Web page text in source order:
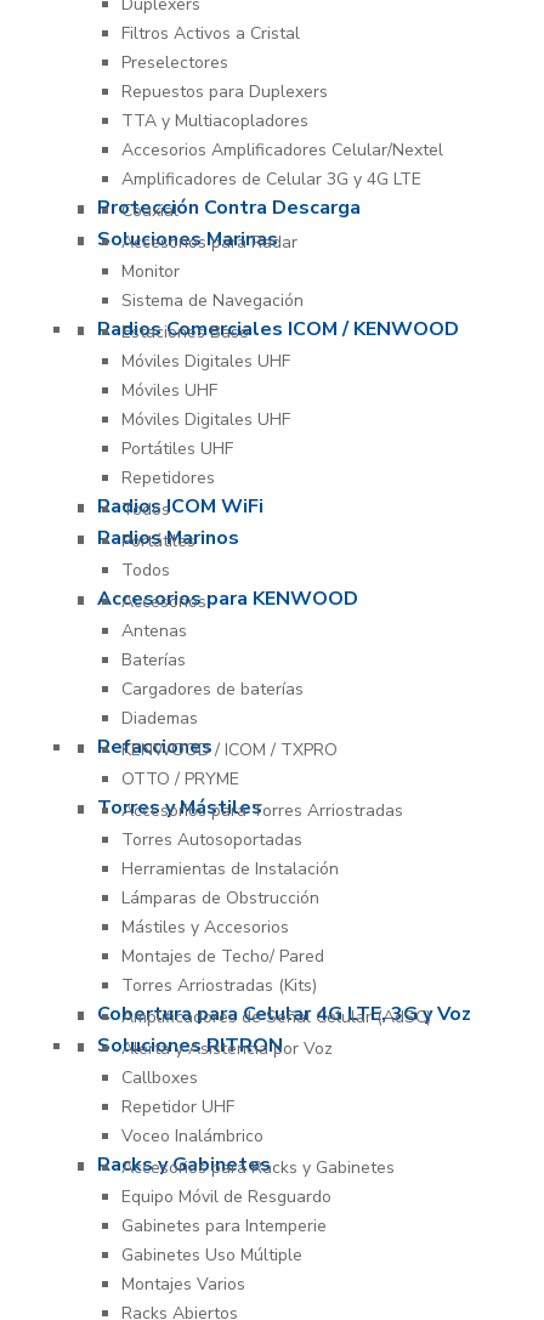
Filtros Activos a Cristal
Preselectores
Repuestos para Duplexers
TTA y Multiacopladores
Accesorios Amplificadores Celular/Nextel
Amplificadores de Celular 3G y 4G LTE
Protección Contra Descarga
Coaxial
Soluciones Marinas
Accesorios para Radar
Monitor
Sistema de Navegación
Radios Comerciales ICOM / KENWOOD
Estaciones Base
Móviles Digitales UHF
Móviles UHF
Móviles Digitales UHF
Portátiles UHF
Repetidores
Radios ICOM WiFi
Todos
Radios Marinos
Portátiles
Todos
Accesorios para KENWOOD
Accesorios
Antenas
Baterías
Cargadores de baterías
Diademas
Refacciones
KENWOOD / ICOM / TXPRO
OTTO / PRYME
Torres y Mástiles
Accesorios para Torres Arriostradas
Torres Autosoportadas
Herramientas de Instalación
Lámparas de Obstrucción
Mástiles y Accesorios
Montajes de Techo/ Pared
Torres Arriostradas (Kits)
Cobertura para Celular 4G LTE, 3G y Voz
Amplificadores de Señal Celular (AdSC)
Soluciones RITRON
Alerta y Asistencia por Voz
Callboxes
Repetidor UHF
Voceo Inalámbrico
Racks y Gabinetes
Accesorios para Racks y Gabinetes
Equipo Móvil de Resguardo
Gabinetes para Intemperie
Gabinetes Uso Múltiple
Montajes Varios
Racks Abiertos